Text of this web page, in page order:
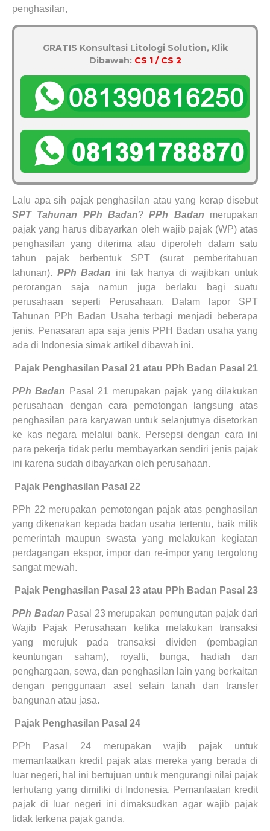
penghasilan,
GRATIS Konsultasi Litologi Solution, Klik
Dibawah: CS 1 / CS 2
Lalu apa sih pajak penghasilan atau yang kerap disebut
SPT Tahunan PPh Badan?PPh Badan merupakan
pajak yang harus dibayarkan oleh wajib pajak (WP) atas
penghasilan yang diterima atau diperoleh dalam satu
tahun pajak berbentuk SPT (surat pemberitahuan
tahunan). PPh Badan ini tak hanya di wajibkan untuk
perorangan saja namun juga berlaku bagi suatu
perusahaan seperti Perusahaan. Dalam lapor SPT
Tahunan PPh Badan Usaha terbagi menjadi beberapa
jenis. Penasaran apa saja jenis PPH Badan usaha yang
ada di Indonesia simak artikel dibawah ini.
Pajak Penghasilan Pasal 21 atau PPh Badan Pasal 21
PPh Badan Pasal 21 merupakan pajak yang dilakukan
perusahaan dengan cara pemotongan langsung atas
penghasilan para karyawan untuk selanjutnya disetorkan
ke kas negara melalui bank. Persepsi dengan cara ini
para pekerja tidak perlu membayarkan sendiri jenis pajak
ini karena sudah dibayarkan oleh perusahaan.
Pajak Penghasilan Pasal 22
PPh 22 merupakan pemotongan pajak atas penghasilan
yang dikenakan kepada badan usaha tertentu, baik milik
pemerintah maupun swasta yang melakukan kegiatan
perdagangan ekspor, impor dan re-impor yang tergolong
sangat mewah.
Pajak Penghasilan Pasal 23 atau PPh Badan Pasal 23
PPh Badan Pasal 23 merupakan pemungutan pajak dari
Wajib Pajak Perusahaan ketika melakukan transaksi
yang merujuk pada transaksi dividen (pembagian
keuntungan saham), royalti, bunga, hadiah dan
penghargaan, sewa, dan penghasilan lain yang berkaitan
dengan penggunaan aset selain tanah dan transfer
bangunan atau jasa.
Pajak Penghasilan Pasal 24
PPh Pasal 24 merupakan wajib pajak untuk
memanfaatkan kredit pajak atas mereka yang berada di
luar negeri, hal ini bertujuan untuk mengurangi nilai pajak
terhutang yang dimiliki di Indonesia. Pemanfaatan kredit
pajak di luar negeri ini dimaksudkan agar wajib pajak
tidak terkena pajak ganda.